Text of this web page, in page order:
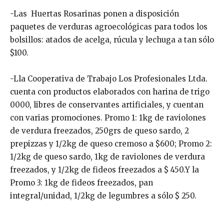
-Las Huertas Rosarinas ponen a disposición
paquetes de verduras agroecológicas para todos los
bolsillos: atados de acelga, rúcula y lechuga a tan sólo
$100.
-Lla Cooperativa de Trabajo Los Profesionales Ltda.
cuenta con productos elaborados con harina de trigo
0000, libres de conservantes artificiales, y cuentan
con varias promociones. Promo 1: 1kg de raviolones
de verdura freezados, 250grs de queso sardo, 2
prepizzas y 1/2kg de queso cremoso a $600; Promo 2:
1/2kg de queso sardo, 1kg de raviolones de verdura
freezados, y 1/2kg de fideos freezados a $ 450.Y la
Promo 3: 1kg de fideos freezados, pan
integral/unidad, 1/2kg de legumbres a sólo $ 250.